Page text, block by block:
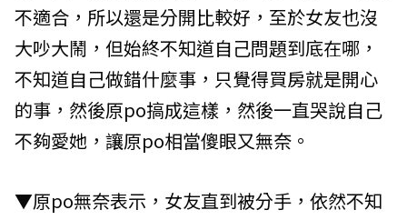
不適合，所以還是分開比較好，至於女友也沒
大吵大鬧，但始終不知道自己問題到底在哪，
不知道自己做錯什麼事，只覺得買房就是開心
的事，然後原po搞成這樣，然後一直哭說自己
不夠愛她，讓原po相當傻眼又無奈。
▼原po無奈表示，女友直到被分手，依然不知